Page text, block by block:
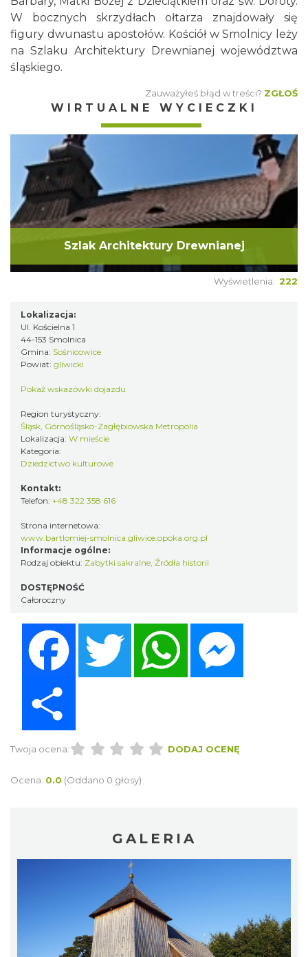
W bocznych skrzydłach ołtarza znajdowały się
figury dwunastu apostołów. Kościół w Smolnicy leży
na Szlaku Architektury Drewnianej województwa
śląskiego.
Zauważyłeś błąd w treści? ZGŁOŚ
WIRTUALNE WYCIECZKI
Szlak Architektury Drewnianej
Wyświetlenia: 222
Lokalizacja:
Ul. Kościelna 1
44-153 Smolnica
Gmina: Sośnicowice
Powiat: gliwicki
Pokaż wskazówki dojazdu
Region turystyczny:
Śląsk, Górnośląsko-Zagłębiowska Metropolia
Lokalizacja: W mieście
Kategoria:
Dziedzictwo kulturowe
Kontakt:
Telefon: +48 322 358 616
Strona internetowa:
www.bartlomiej-smolnica.gliwice.opoka.org.pl
Informacje ogólne:
Rodzaj obiektu: Zabytki sakralne, Źródła historii
DOSTĘPNOŚĆ
Całoroczny
Twitter WhatsApp
Twoja ocena: DODAJ OCENĘ
Ocena: 0.0 (Oddano 0 głosy)
GALERIA